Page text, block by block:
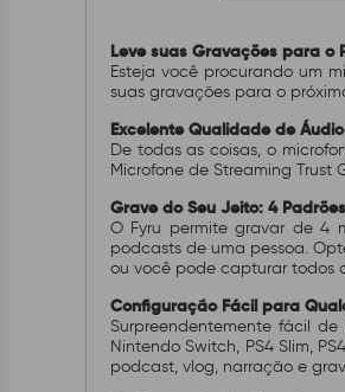
Leve suas Gravações para o
Esteja você procurando um
suas gravações para o
Excelente Qualidade de Áudio
De todas as coisas, o
Microfone de Streaming Trust
Grave do Seu Jeito: 4
O Fyru permite gravar de 4
podcasts de uma pessoa.
ou você pode capturar todos
Configuração Fácil para
Surpreendentemente fácil
Nintendo Switch, PS4 Slim,
podcast, vlog, narração e